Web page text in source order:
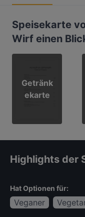
Speisekarte
Wirf einen
Getränk
ekarte
Highlights der
Hat Optionen für:
Veganer